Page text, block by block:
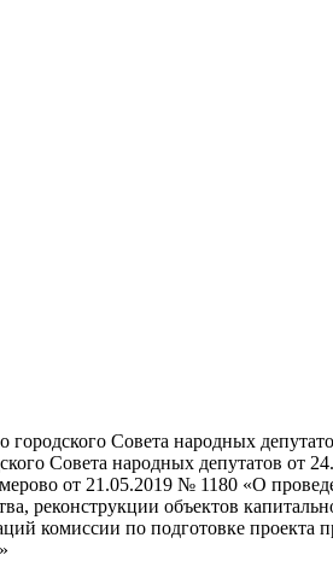
городского Совета народных
Совета народных депутатов от
от 21.05.2019 № 1180 «О
реконструкции объектов
комиссии по подготовке проекта